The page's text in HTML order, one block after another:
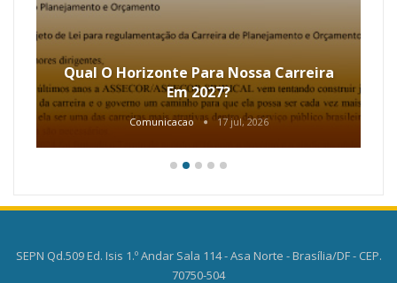
Qual O Horizonte Para Nossa Carreira
Em 2027?
Comunicacao 17 jul, 2026
SEPN Qd.509 Ed. Isis 1.º Andar Sala 114 - Asa Norte - Brasília/DF - CEP.
70750-504